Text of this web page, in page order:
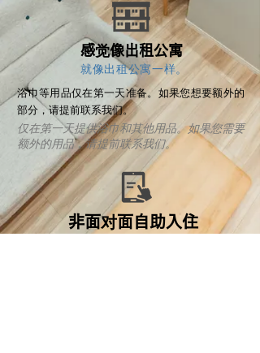
​感觉像出租公寓
就像出租公寓一样。
​浴巾等用品仅在第一天准备。如果您想要额外的
部分，请提前联系我们。
仅在第一天提供浴巾和其他用品。如果您需要
额外的用品，请提前联系我们。
​非面对面自助入住